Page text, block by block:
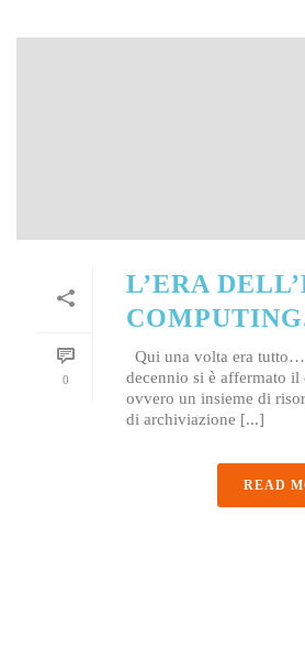
0
L’ERA
Qui una volta era
decennio si è affermato il
ovvero un insieme di
di archiviazione [...]
READ